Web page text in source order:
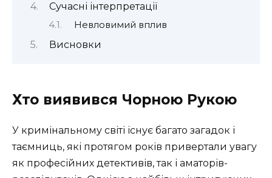
Сучасні інтерпретації
Невловимий вплив
Висновки
Хто виявився Чорною Рукою
У кримінальному світі існує багато загадок і
таємниць, які протягом років привертали увагу
як професійних детективів, так і аматорів-